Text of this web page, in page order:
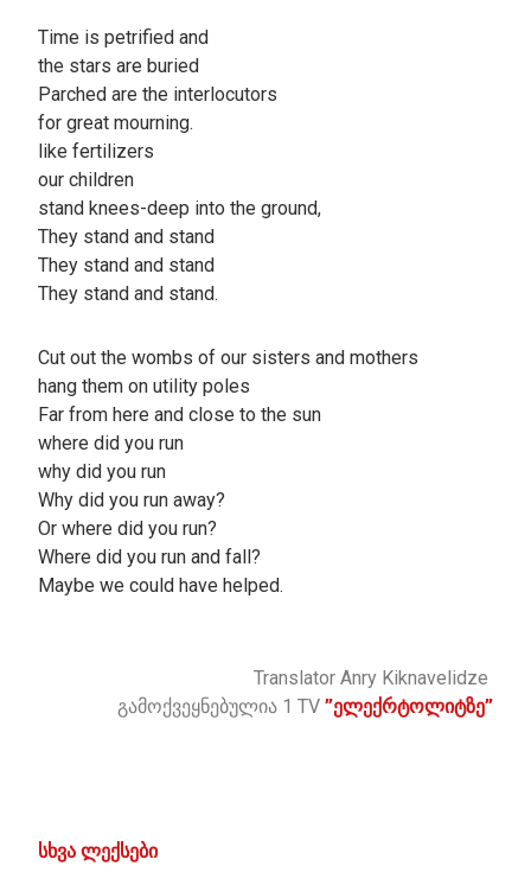
Time is petrified and
the stars are buried
Parched are the interlocutors
for great mourning.
like fertilizers
our children
stand knees-deep into the ground,
They stand and stand
They stand and stand
They stand and stand.
Cut out the wombs of our sisters and mothers
hang them on utility poles
Far from here and close to the sun
where did you run
why did you run
Why did you run away?
Or where did you run?
Where did you run and fall?
Maybe we could have helped.
Translator Anry Kiknavelidze
გამოქვეყნებულია 1 TV ”ელექრტოლიტზე”
სხვა ლექსები